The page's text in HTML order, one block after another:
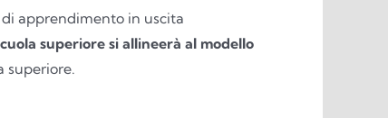
apprendimento in uscita
superiore si allineerà al modello
superiore.